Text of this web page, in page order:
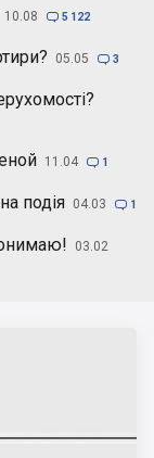
10.08  5 122
05.05  3
11.04  1
подія 04.03  1
03.02